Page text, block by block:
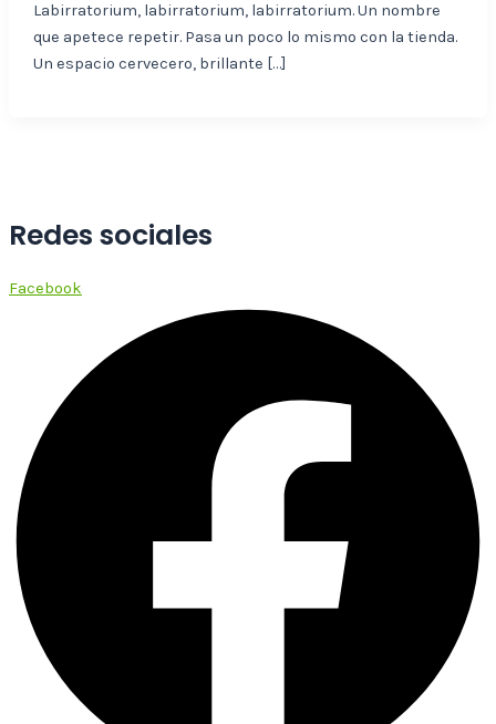
Labirratorium, labirratorium, labirratorium. Un nombre
que apetece repetir. Pasa un poco lo mismo con la tienda.
Un espacio cervecero, brillante […]
Redes sociales
Facebook